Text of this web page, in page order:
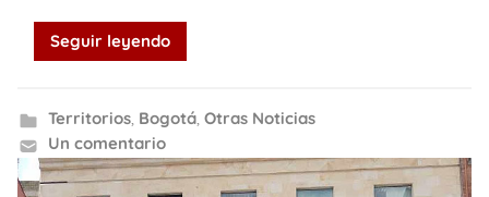
Seguir leyendo
Territorios, Bogotá, Otras Noticias
Un comentario